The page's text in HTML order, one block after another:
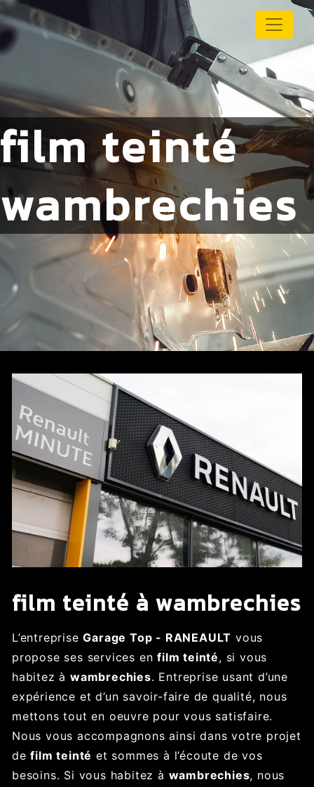
Panneau de gestion des cookies
film teinté
wambrechies
film teinté à wambrechies
L’entrepriseGarage Top - RANEAULT vous
propose ses services enfilm teinté, si vous
habitez àwambrechies. Entreprise usant d’une
expérience et d’un savoir-faire de qualité, nous
mettons tout en oeuvre pour vous satisfaire.
Nous vous accompagnons ainsi dans votre projet
defilm teinté et sommes à l’écoute de vos
besoins. Si vous habitez à wambrechies, nous